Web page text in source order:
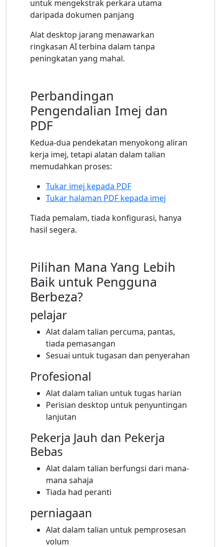
untuk mengekstrak perkara utama
daripada dokumen panjang
Alat desktop jarang menawarkan
ringkasan AI terbina dalam tanpa
peningkatan yang mahal.
Perbandingan
Pengendalian Imej dan
PDF
Kedua-dua pendekatan menyokong aliran
kerja imej, tetapi alatan dalam talian
memudahkan proses:
Tukar imej kepada PDF
Tukar halaman PDF kepada imej
Tiada pemalam, tiada konfigurasi, hanya
hasil segera.
Pilihan Mana Yang Lebih
Baik untuk Pengguna
Berbeza?
pelajar
Alat dalam talian percuma, pantas,
tiada pemasangan
Sesuai untuk tugasan dan penyerahan
Profesional
Alat dalam talian untuk tugas harian
Perisian desktop untuk penyuntingan
lanjutan
Pekerja Jauh dan Pekerja
Bebas
Alat dalam talian berfungsi dari mana-
mana sahaja
Tiada had peranti
perniagaan
Alat dalam talian untuk pemprosesan
volum